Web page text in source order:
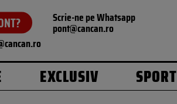
Scrie-ne pe Whatsapp
pont@cancan.ro
EXCLUSIV SPORT